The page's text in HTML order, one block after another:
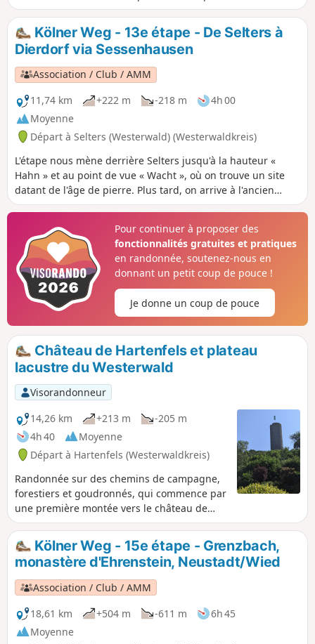
sentiers étroits autour de Rossbach. Ce circuit n'est pas
balisé, mais il suit en partie l'un des sentiers de randonnée
de Rossbach.
Kölner Weg - 13e étape - De Selters à
Dierdorf via Sessenhausen
Association / Club / AMM
11,74 km
+222 m -218 m
4h 00
Moyenne
Départ à Selters (Westerwald) (Westerwaldkreis)
L'étape nous mène derrière Selters jusqu'à la hauteur «
Hahn » et au point de vue « Wacht », où on trouve un site
datant de l'âge de pierre. Plus tard, on arrive à l'ancien
cimetière juif de Selters et on apprend pourquoi beaucoup
(migrants saisonniers), on passe devant un biotope au bord
du Holzbach et on arrive à Dierdorf à travers une
magnifique forêt de hêtres.
Pour continuer à proposer des
fonctionnalités gratuites et pratiques
en randonnée, soutenez-nous en
donnant un petit coup de pouce !
Je donne un coup de pouce
Château de Hartenfels et plateau
lacustre du Westerwald
Visorandonneur
14,26 km
+213 m
-205 m
4h 40
Moyenne
Départ à Hartenfels (Westerwaldkreis)
Randonnée sur des chemins de campagne,
forestiers et goudronnés, qui commence par
une première montée vers le château de
Hartenfels, puis passe par cinq des sept lacs
de la région des lacs du Westerwald
(Haidenweiher, Dreifelder Weiher,
Brinkenweiher, Postweiher et Hausweiher).
Par temps clair, on aperçoit les hauteurs de
Montabaur et, au loin, l'Eifel et le Hunsrück.
Les montagnes du Siebengebirge sont
également clairement visibles par temps
clair.
Kölner Weg - 15e étape - Grenzbach,
monastère d'Ehrenstein, Neustadt/Wied
Association / Club / AMM
18,61 km
+504 m -611 m
6h 45
Moyenne